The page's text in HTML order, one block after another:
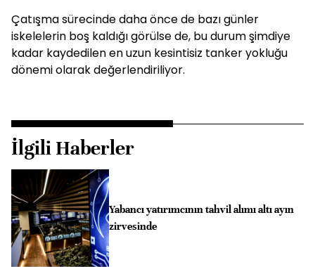
Çatışma sürecinde daha önce de bazı günler
iskelelerin boş kaldığı görülse de, bu durum şimdiye
kadar kaydedilen en uzun kesintisiz tanker yokluğu
dönemi olarak değerlendiriliyor.
İlgili Haberler
Yabancı yatırımcının tahvil alımı altı ayın
zirvesinde